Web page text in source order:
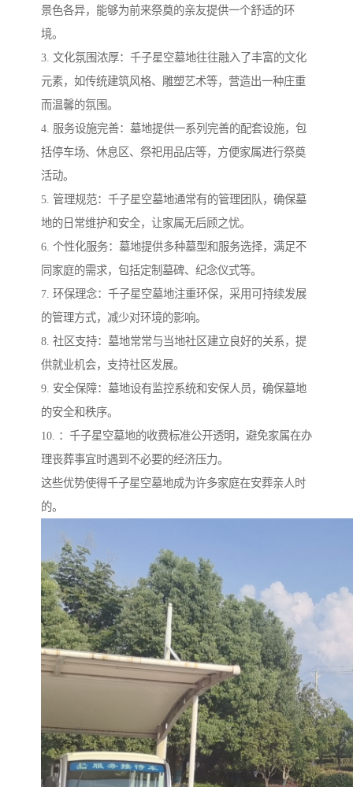
景色各异，能够为前来祭奠的亲友提供一个舒适的环
境。
3. 文化氛围浓厚：千子星空墓地往往融入了丰富的文化
元素，如传统建筑风格、雕塑艺术等，营造出一种庄重
而温馨的氛围。
4. 服务设施完善：墓地提供一系列完善的配套设施，包
括停车场、休息区、祭祀用品店等，方便家属进行祭奠
活动。
5. 管理规范：千子星空墓地通常有的管理团队，确保墓
地的日常维护和安全，让家属无后顾之忧。
6. 个性化服务：墓地提供多种墓型和服务选择，满足不
同家庭的需求，包括定制墓碑、纪念仪式等。
7. 环保理念：千子星空墓地注重环保，采用可持续发展
的管理方式，减少对环境的影响。
8. 社区支持：墓地常常与当地社区建立良好的关系，提
供就业机会，支持社区发展。
9. 安全保障：墓地设有监控系统和安保人员，确保墓地
的安全和秩序。
10. ：千子星空墓地的收费标准公开透明，避免家属在办
理丧葬事宜时遇到不必要的经济压力。
这些优势使得千子星空墓地成为许多家庭在安葬亲人时
的。